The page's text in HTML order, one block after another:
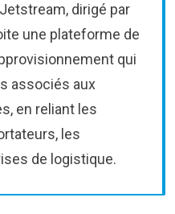
dirigé par
une plateforme de
qui
associés aux
en reliant les
les
de logistique.